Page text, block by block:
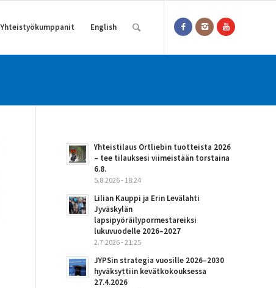
Yhteistyökumppanit English
Yhteistilaus Ortliebin tuotteista 2026
– tee tilauksesi viimeistään torstaina
6.8.
5.8.2026 - 18:24
Lilian Kauppi ja Erin Levälahti
Jyväskylän
lapsipyöräilypormestareiksi
lukuvuodelle 2026–2027
2.7.2026 - 21:25
JYPSin strategia vuosille 2026–2030
hyväksyttiin kevätkokouksessa
27.4.2026